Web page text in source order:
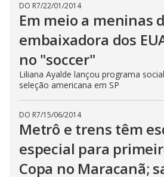
DO R7/22/01/2014
Em meio a meninas
embaixadora dos
no "soccer"
Liliana Ayalde lançou programa
seleção americana em SP
DO R7/15/06/2014
Metrô e trens têm
especial para
Copa no Maracanã;